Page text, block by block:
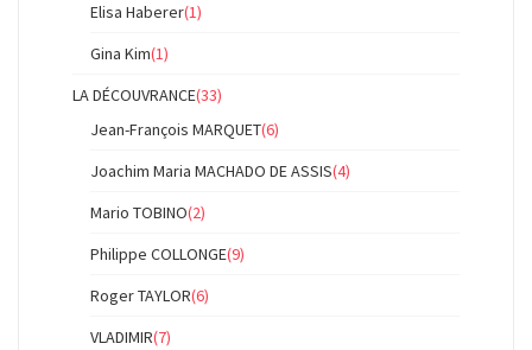
Elisa Haberer(1)
Gina Kim(1)
LA DÉCOUVRANCE(33)
Jean-François MARQUET(6)
Joachim Maria MACHADO DE ASSIS(4)
Mario TOBINO(2)
Philippe COLLONGE(9)
Roger TAYLOR(6)
VLADIMIR(7)